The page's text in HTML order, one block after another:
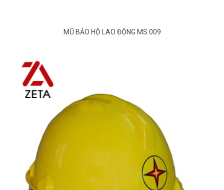
MŨ BẢO HỘ LAO ĐỘNG MS 009